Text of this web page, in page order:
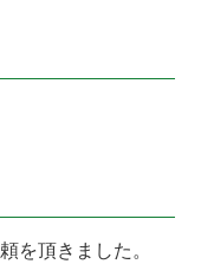
を頂きました。